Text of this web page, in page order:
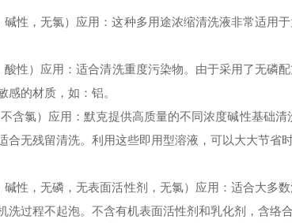
碱性，无氯）应用：这种多用途浓缩清洗液非常适用
酸性）应用：适合清洗重度污染物。由于采用了无磷
感的材质，如：铝。
含氯）应用：默克提供高质量的不同浓度碱性基础清
合无残留清洗。利用这些即用型溶液，可以大大节省
碱性，无磷，无表面活性剂，无氯）应用：适合大多
洗过程不起泡。不含有机表面活性剂和乳化剂，含络